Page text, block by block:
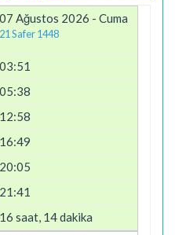
07 Ağustos 2026 - Cuma
21 Safer 1448
03:51
05:38
12:58
16:49
20:05
21:41
16 saat, 14 dakika